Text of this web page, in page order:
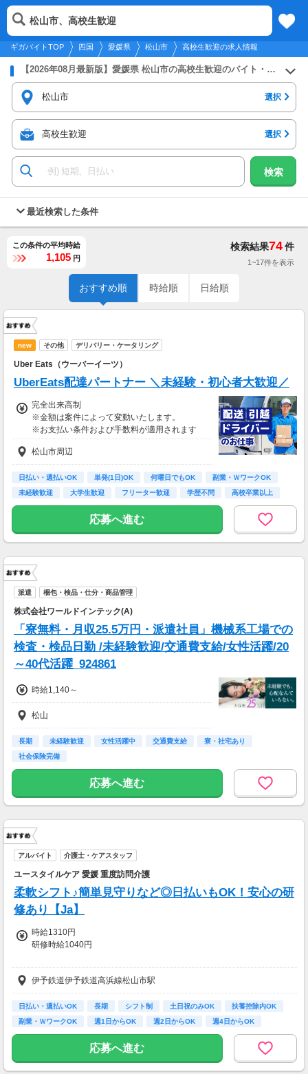
2026年8月7日更新
四国
メニュー
ギガバイトTOP 四国 愛媛県 松山市 高校生歓迎の求人情報
松山市、高校生歓迎
【2026年08月最新版】愛媛県 松山市の高校生歓迎のバイト・アルバイト・パートの求人募集情報
松山市 選択
高校生歓迎 選択
検索
最近検索した条件
この条件の平均時給
1,105 円
検索結果74件
1~17件を表示
おすすめ順 時給順 日給順
new その他 デリバリー・ケータリング
Uber Eats（ウーバーイーツ）
UberEats配達パートナー ＼未経験・初心者大歓迎／
完全出来高制
※金額は案件によって変動いたします。
※お支払い条件および手数料が適用されます
松山市周辺
日払い・週払いOK 単発(1日)OK 何曜日でもOK
副業・ＷワークOK
未経験歓迎
大学生歓迎 フリーター歓迎 学歴不問 高校卒業以上
応募へ進む
派遣 梱包・検品・仕分・商品管理
株式会社ワールドインテック(A)
「寮無料・月収25.5万円・派遣社員」機械系工場での
検査・検品日勤 /未経験歓迎/交通費支給/女性活躍/20
～40代活躍_924861
時給1,140～
松山
長期 未経験歓迎 女性活躍中 交通費支給
寮・社宅あり
社会保険完備
応募へ進む
アルバイト 介護士・ケアスタッフ
ユースタイルケア 愛媛 重度訪問介護
柔軟シフト♪簡単見守りなど◎日払いもOK！安心の研
修あり【Ja】
時給1310円
研修時給1040円
★日払いも可能！
振込手数料は会社負担！
前払い制度として、いつでも・何度でも申請可能です！
利用手数料は驚きの”無料”！
一部支給
伊予鉄道伊予鉄道高浜線松山市駅
日払い・週払いOK 長期 シフト制 土日祝のみOK
扶養控除内OK
副業・ＷワークOK
週1日からOK 週2日からOK 週4日からOK
応募へ進む